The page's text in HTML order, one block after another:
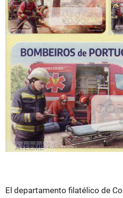
El departamento filatélico de